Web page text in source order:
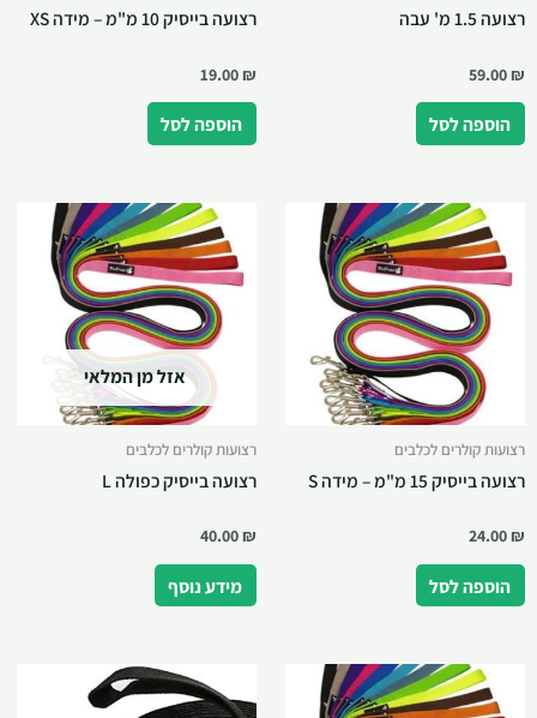
רצועה 1.5 מ' עבה
59.00₪
הוספה לסל
רצועה בייסיק 10 מ"מ – מידה XS
19.00₪
הוספה לסל
רצועות קולרים לכלבים
רצועה בייסיק 15 מ"מ – מידה S
24.00₪
הוספה לסל
אזל מן המלאי
רצועות קולרים לכלבים
רצועה בייסיק כפולה L
40.00₪
מידע נוסף